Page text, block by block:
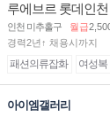
루에브르 롯데인
인천 미추홀구 월급
경력2년↑ 채용시까지
패션의류잡화 여성복
아이엠갤러리